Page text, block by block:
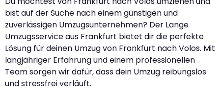
bist auf der Suche nach einem günstigen und
zuverlässigen Umzugsunternehmen? Der Lange
Umzugsservice aus Frankfurt bietet dir die perfekte
Lösung für deinen Umzug von Frankfurt nach Volos. Mit
langjähriger Erfahrung und einem professionellen
Team sorgen wir dafür, dass dein Umzug reibungslos
und stressfrei verläuft.